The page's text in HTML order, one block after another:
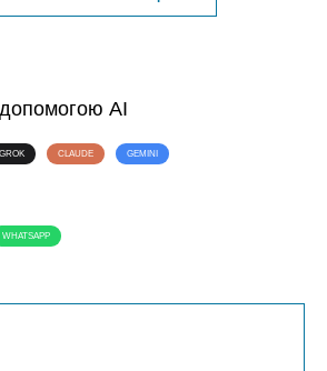
AI
GROK CLAUDE GEMINI
WHATSAPP